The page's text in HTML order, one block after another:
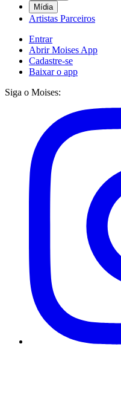
Mídia
Artistas Parceiros
Entrar
Abrir Moises App
Cadastre-se
Baixar o app
Siga o Moises: